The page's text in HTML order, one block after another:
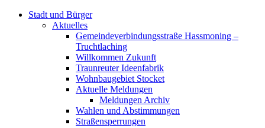
Stadt und Bürger
Aktuelles
Gemeindeverbindungsstraße Hassmoning –
Truchtlaching
Willkommen Zukunft
Traunreuter Ideenfabrik
Wohnbaugebiet Stocket
Aktuelle Meldungen
Meldungen Archiv
Wahlen und Abstimmungen
Straßensperrungen